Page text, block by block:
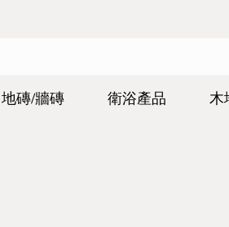
地磚/牆磚 衛浴產品 木